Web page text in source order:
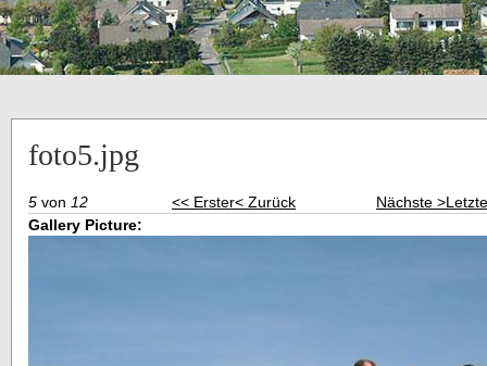
foto5.jpg
5 von 12 << Erster< Zurück Nächste >
Gallery Picture: